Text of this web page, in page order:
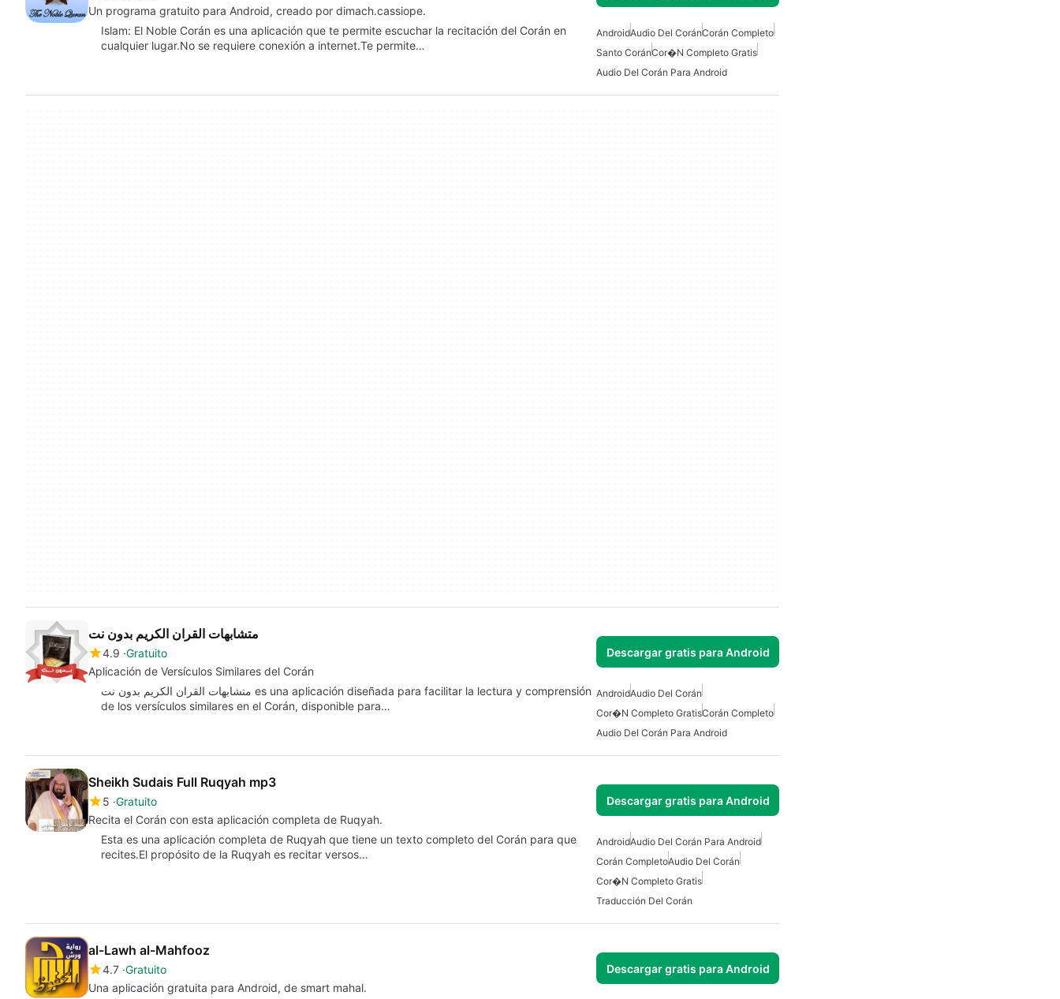
Un programa gratuito para Android, creado por dimach.cassiope.
Islam: El Noble Corán es una aplicación que te permite escuchar la recitación del Corán en
cualquier lugar.No se requiere conexión a internet.Te permite…
AndroidAudio Del CoránCorán Completo
Santo CoránCor�n Completo Gratis
Audio Del Corán Para Android
متشابهات القران الكريم بدون نت
4.9 Gratuito
Aplicación de Versículos Similares del Corán
Descargar gratis para Android
متشابهات القران الكريم بدون نت es una aplicación diseñada para facilitar la lectura y comprensión
de los versículos similares en el Corán, disponible para…
AndroidAudio Del Corán
Cor�n Completo GratisCorán Completo
Audio Del Corán Para Android
Sheikh Sudais Full Ruqyah mp3
5 Gratuito
Recita el Corán con esta aplicación completa de Ruqyah.
Descargar gratis para Android
Esta es una aplicación completa de Ruqyah que tiene un texto completo del Corán para que
recites.El propósito de la Ruqyah es recitar versos…
AndroidAudio Del Corán Para Android
Corán CompletoAudio Del Corán
Cor�n Completo Gratis
Traducción Del Corán
al-Lawh al-Mahfooz
4.7 Gratuito
Una aplicación gratuita para Android, de smart mahal.
Descargar gratis para Android